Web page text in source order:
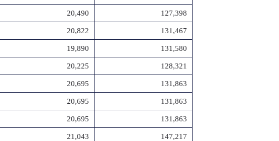
20,490 127,398
20,822 131,467
19,890 131,580
20,225 128,321
20,695 131,863
20,695 131,863
20,695 131,863
21,043 147,217